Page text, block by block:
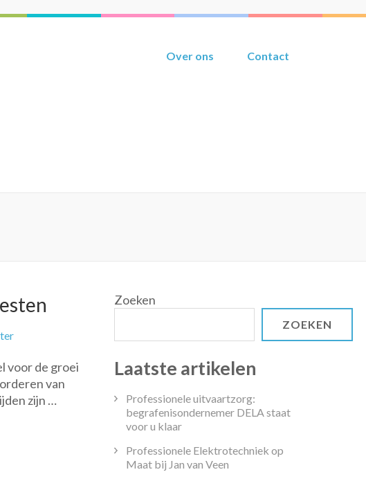
Over ons Contact
op
Voedzame
brandstof
voor
voor de groei
van
zijn …
Zoeken
ZOEKEN
Laatste artikelen
Professionele uitvaartzorg:
begrafenisondernemer DELA staat
voor u klaar
Professionele Elektrotechniek op
Maat bij Jan van Veen